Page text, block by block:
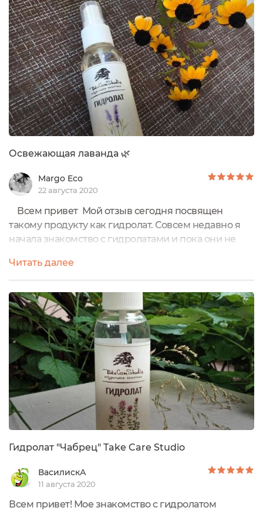
свободное время. В итоге на глаза попалась
цветочная вода с крапивой от марки Take Care
Studio....
Освежающая лаванда 🌿
Margo Eco
22 августа 2020
Всем привет Мой отзыв сегодня посвящен
такому продукту как гидролат. Совсем недавно я
начала знакомство с гидролатами и пока они не
Care Studio. Вот такая прозрачная пластиковая
бутылочка с распылителем и прозрачной
крышечкой. Распылитель работает отлично. Мне
нравится аромат гидролата. Преимущественно
преобладает аромат лаванды 🌿Круговая этикетка...
Читать далее
Гидролат "Чабрец" Take Care Studio
ВасилискА
11 августа 2020
Всем привет! Мое знакомство с гидролатом